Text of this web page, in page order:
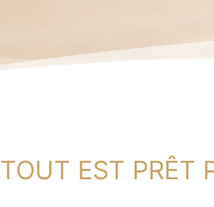
TOUT EST PRÊT